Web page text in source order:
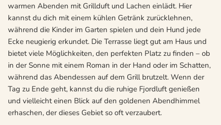
warmen Abenden mit Grillduft und Lachen einlädt. Hier
kannst du dich mit einem kühlen Getränk zurücklehnen,
während die Kinder im Garten spielen und dein Hund jede
Ecke neugierig erkundet. Die Terrasse liegt gut am Haus und
bietet viele Möglichkeiten, den perfekten Platz zu finden – ob
in der Sonne mit einem Roman in der Hand oder im Schatten,
während das Abendessen auf dem Grill brutzelt. Wenn der
Tag zu Ende geht, kannst du die ruhige Fjordluft genießen
und vielleicht einen Blick auf den goldenen Abendhimmel
erhaschen, der dieses Gebiet so oft verzaubert.